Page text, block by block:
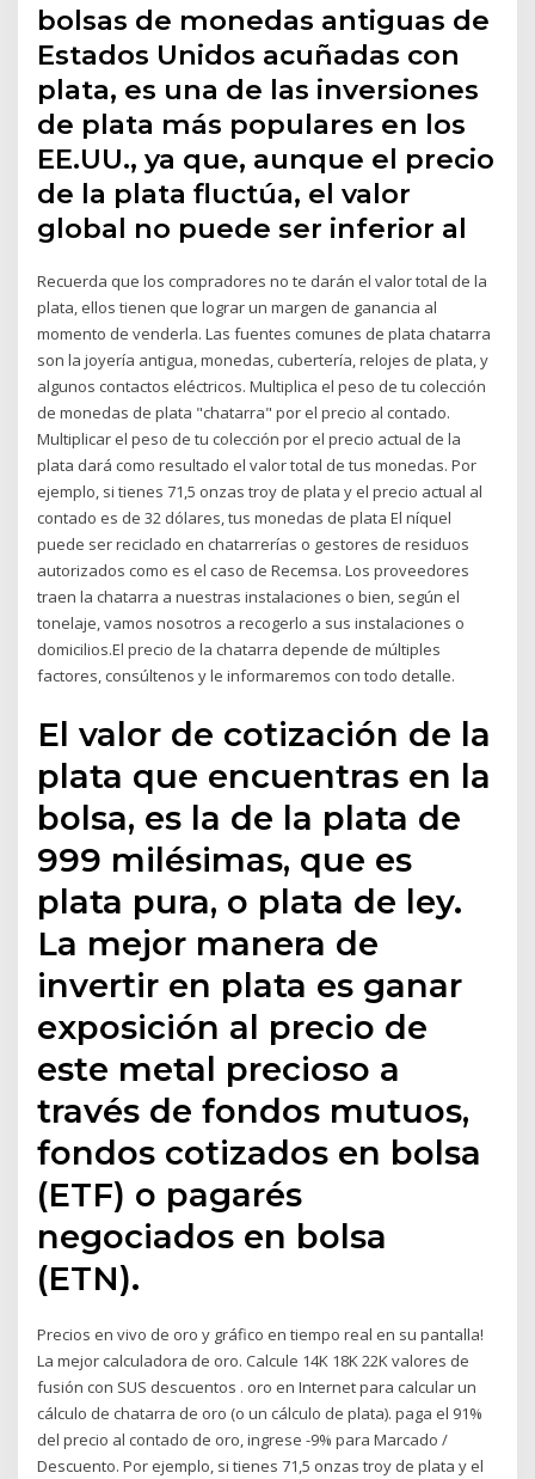
bolsas de monedas antiguas de
Estados Unidos acuñadas con
plata, es una de las inversiones
de plata más populares en los
EE.UU., ya que, aunque el precio
de la plata fluctúa, el valor
global no puede ser inferior al
Recuerda que los compradores no te darán el valor total de la
plata, ellos tienen que lograr un margen de ganancia al
momento de venderla. Las fuentes comunes de plata chatarra
son la joyería antigua, monedas, cubertería, relojes de plata, y
algunos contactos eléctricos. Multiplica el peso de tu colección
de monedas de plata "chatarra" por el precio al contado.
Multiplicar el peso de tu colección por el precio actual de la
plata dará como resultado el valor total de tus monedas. Por
ejemplo, si tienes 71,5 onzas troy de plata y el precio actual al
contado es de 32 dólares, tus monedas de plata El níquel
puede ser reciclado en chatarrerías o gestores de residuos
autorizados como es el caso de Recemsa. Los proveedores
traen la chatarra a nuestras instalaciones o bien, según el
tonelaje, vamos nosotros a recogerlo a sus instalaciones o
domicilios.El precio de la chatarra depende de múltiples
factores, consúltenos y le informaremos con todo detalle.
El valor de cotización de la
plata que encuentras en la
bolsa, es la de la plata de
999 milésimas, que es
plata pura, o plata de ley.
La mejor manera de
invertir en plata es ganar
exposición al precio de
este metal precioso a
través de fondos mutuos,
fondos cotizados en bolsa
(ETF) o pagarés
negociados en bolsa
(ETN).
Precios en vivo de oro y gráfico en tiempo real en su pantalla!
La mejor calculadora de oro. Calcule 14K 18K 22K valores de
fusión con SUS descuentos . oro en Internet para calcular un
cálculo de chatarra de oro (o un cálculo de plata). paga el 91%
del precio al contado de oro, ingrese -9% para Marcado /
Descuento. Por ejemplo, si tienes 71,5 onzas troy de plata y el